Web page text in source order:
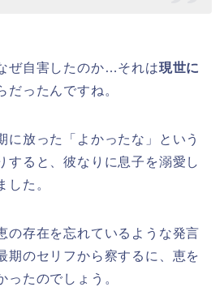
ぜ自害したのか…それは現世に
だったんですね。
に放った「よかったな」という
すると、彼なりに息子を溺愛し
した。
の存在を忘れているような発言
期のセリフから察するに、恵を
ったのでしょう。